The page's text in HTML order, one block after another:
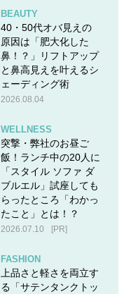
BEAUTY
40・50代オバ見えの
原因は「肥大化した
鼻！？」リフトアップ
と鼻高見えを叶えるシ
ェーディング術
2026.08.04
WELLNESS
突撃・弊社のお昼ご
飯！ランチ中の20人に
「スタイル ソファ ダ
ブルエル」試座しても
らったところ「わかっ
たこと」とは！？
2026.07.10 [PR]
FASHION
上品さと軽さを両立す
る「サテンタンクトッ